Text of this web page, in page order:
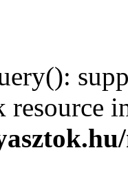
resource